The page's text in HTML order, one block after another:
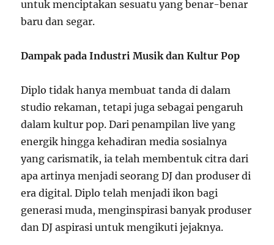
untuk menciptakan sesuatu yang benar-benar
baru dan segar.
Dampak pada Industri Musik dan Kultur Pop
Diplo tidak hanya membuat tanda di dalam
studio rekaman, tetapi juga sebagai pengaruh
dalam kultur pop. Dari penampilan live yang
energik hingga kehadiran media sosialnya
yang carismatik, ia telah membentuk citra dari
apa artinya menjadi seorang DJ dan produser di
era digital. Diplo telah menjadi ikon bagi
generasi muda, menginspirasi banyak produser
dan DJ aspirasi untuk mengikuti jejaknya.